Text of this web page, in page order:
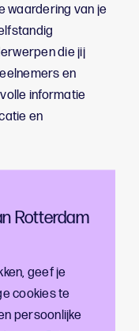
Rotterdam
geef je
cookies te
persoonlijke
waardering van je
die jij
en
informatie
en
Cigarbox
Na
aan de slag met